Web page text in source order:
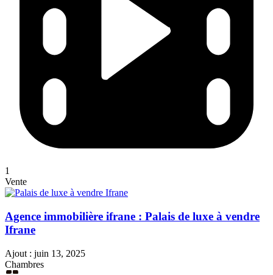
1
Vente
Agence immobilière ifrane : Palais de luxe à vendre
Ifrane
Ajout : juin 13, 2025
Chambres